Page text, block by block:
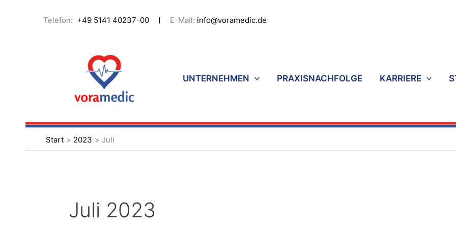
InhaltTelefon: +49 5141 40237-00 E-Mail: info@voramedic.de
UNTERNEHMEN PRAXISNACHFOLGE KARRIERE
Start 2023 Juli
Juli 2023